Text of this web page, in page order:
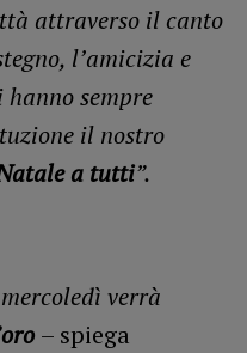
attraverso il canto
l’amicizia e
sempre
il nostro
a tutti”.
verrà
– spiega